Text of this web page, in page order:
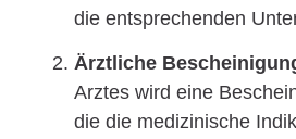
die entsprechenden
Ärztliche
Arztes wird eine
die die medizinische